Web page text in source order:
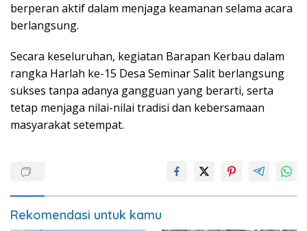
berperan aktif dalam menjaga keamanan selama acara
berlangsung.
Secara keseluruhan, kegiatan Barapan Kerbau dalam
rangka Harlah ke-15 Desa Seminar Salit berlangsung
sukses tanpa adanya gangguan yang berarti, serta
tetap menjaga nilai-nilai tradisi dan kebersamaan
masyarakat setempat.
Rekomendasi untuk kamu